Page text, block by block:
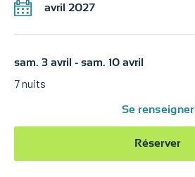
avril 2027
sam. 3 avril - sam. 10 avril
7 nuits
Se renseigner
Réserver